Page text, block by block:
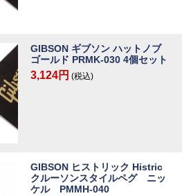
GIBSON ギブソン ハットノブ
ゴールド PRMK-030 4個セット
3,124円 (税込)
GIBSON ヒストリック Histric
クルーソンスタイルペグ ニッ
ケル PMMH-040